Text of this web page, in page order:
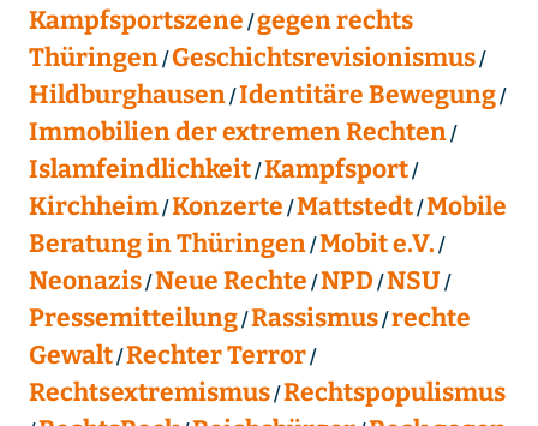
Kampfsportszene gegen rechts
Thüringen Geschichtsrevisionismus
Hildburghausen Identitäre Bewegung
Immobilien der extremen Rechten
Islamfeindlichkeit Kampfsport
Kirchheim Konzerte Mattstedt Mobile
Beratung in Thüringen Mobit e.V.
Neonazis Neue Rechte NPD NSU
Pressemitteilung Rassismus rechte
Gewalt Rechter Terror
Rechtsextremismus Rechtspopulismus